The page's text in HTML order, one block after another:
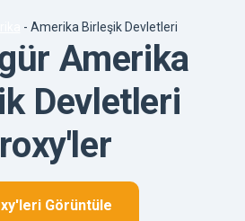
- Amerika Birleşik Devletleri
Amerika
Devletleri
Görüntüle